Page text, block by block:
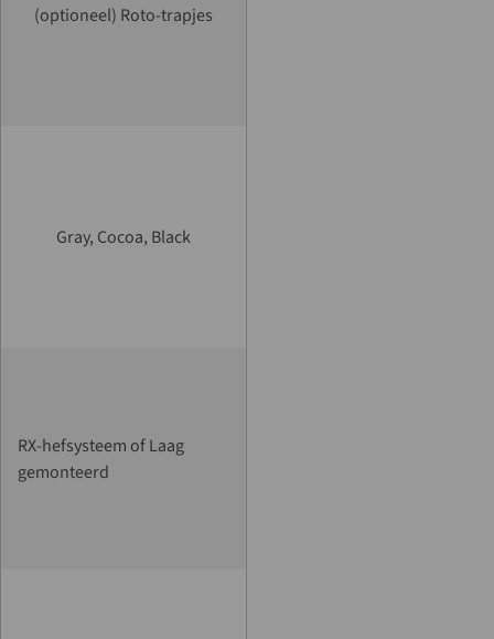
(optioneel) Roto-trapjes
Gray, Cocoa, Black
RX-hefsysteem of Laag
gemonteerd